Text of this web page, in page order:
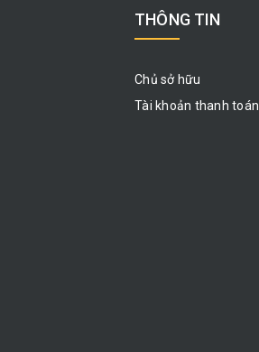
THÔNG TIN
Chủ sở hữu
Tài khoản thanh toán